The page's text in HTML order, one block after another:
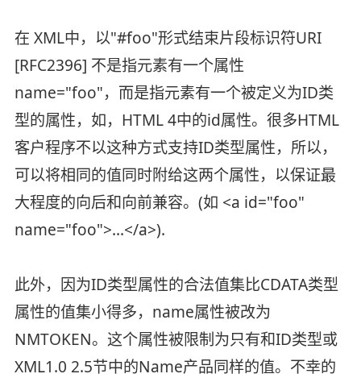
在 XML中，以"#foo"形式结束片段标识符URI
[RFC2396] 不是指元素有一个属性
name="foo"，而是指元素有一个被定义为ID类
型的属性，如，HTML 4中的id属性。很多HTML
客户程序不以这种方式支持ID类型属性，所以，
可以将相同的值同时附给这两个属性，以保证最
大程度的向后和向前兼容。(如 <a id="foo"
name="foo">...</a>).
此外，因为ID类型属性的合法值集比CDATA类型
属性的值集小得多，name属性被改为
NMTOKEN。这个属性被限制为只有和ID类型或
XML1.0 2.5节中的Name产品同样的值。不幸的